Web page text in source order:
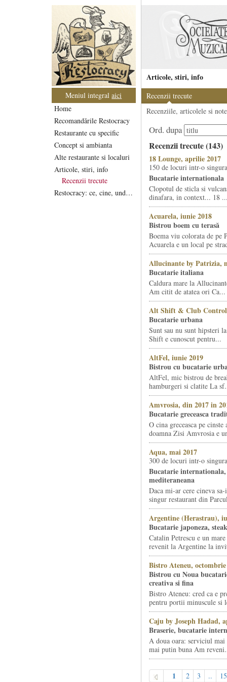
Meniul integralaici
Home
Recomandările Restocracy
Restaurante cu specific
Concept si ambianta
Alte restaurante si localuri
Articole, stiri, info
Recenzii trecute
Restocracy: ce, cine, unde...
Articole, stiri, info
Recenzii trecute
Recenziile, articolele si
Ord. dupa
Recenzii trecute (143)
18 Lounge, aprilie 2017
150 de locuri intr-o
Bucatarie internationala
Clopotul de sticla si
dinafara, in context... 18 ...
Acuarela, iunie 2018
Bistrou boem cu terasă
Boema viu colorata de pe
Acuarela e un local pe
Allucinante by Patrizia,
Bucatarie italiana
Caldura mare la
Am citit de atatea ori Ca...
Alt Shift & Club
Bucatarie urbana
Sunt sau nu sunt hipsteri
Shift e cunoscut pentru...
AltFel, iunie 2019
Bistrou cu bucatarie
AltFel, mic bistrou de
hamburgeri si clatite La
Amvrosia, din 2017 in
Bucatarie greceasca
O cina greceasca pe cinste
doamna Zisi Amvrosia e
Aqua, mai 2017
300 de locuri intr-o
Bucatarie internationala,
mediteraneana
Daca mi-ar cere cineva
singur restaurant din
Argentine (Herastrau),
Bucatarie japoneza,
Catalin Petrescu e un
revenit la Argentine la
Bistro Ateneu, octombrie
Bistrou cu Noua
creativa si fina
Bistro Ateneu: cred ca e
pentru portii minuscule si
Caju by Joseph Hadad,
Braserie, bucatarie
A doua oara: serviciul mai
mai putin buna Am
1 2 3 .. 15